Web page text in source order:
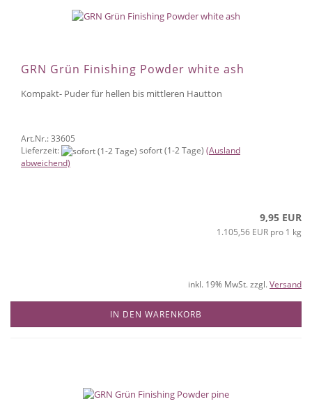
GRN Grün Finishing Powder white ash
Kompakt- Puder für hellen bis mittleren Hautton
Art.Nr.: 33605
Lieferzeit:
sofort (1-2 Tage) (Ausland
abweichend)
9,95 EUR
1.105,56 EUR pro 1 kg
inkl. 19% MwSt. zzgl.Versand
IN DEN WARENKORB